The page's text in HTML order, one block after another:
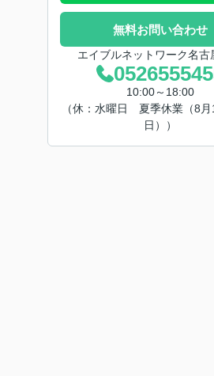
無料お問い合わせ
エイブルネットワーク名古
10:00～18:00
（休：水曜日 夏季休業（8
日））